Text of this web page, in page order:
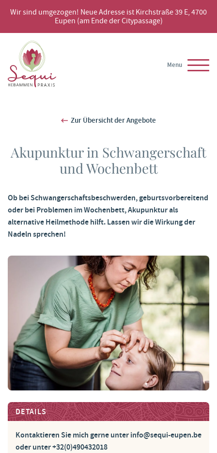
Wir sind umgezogen! Neue Adresse ist Kirchstraße 39 E, 4700
Eupen (am Ende der Citypassage)
Menu
Zur Übersicht der Angebote
Akupunktur in Schwangerschaft
und Wochenbett
Ob bei Schwangerschaftsbeschwerden, geburtsvorbereitend
oder bei Problemen im Wochenbett, Akupunktur als
alternative Heilmethode hilft. Lassen wir die Wirkung der
Nadeln sprechen!
DETAILS
Kontaktieren Sie mich gerne unter info@sequi-eupen.be
oder unter +32(0)490432018